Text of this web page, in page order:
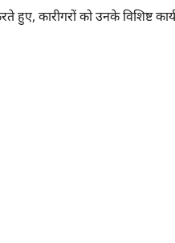
हुए, कारीगरों को उनके विशिष्ट कार्य